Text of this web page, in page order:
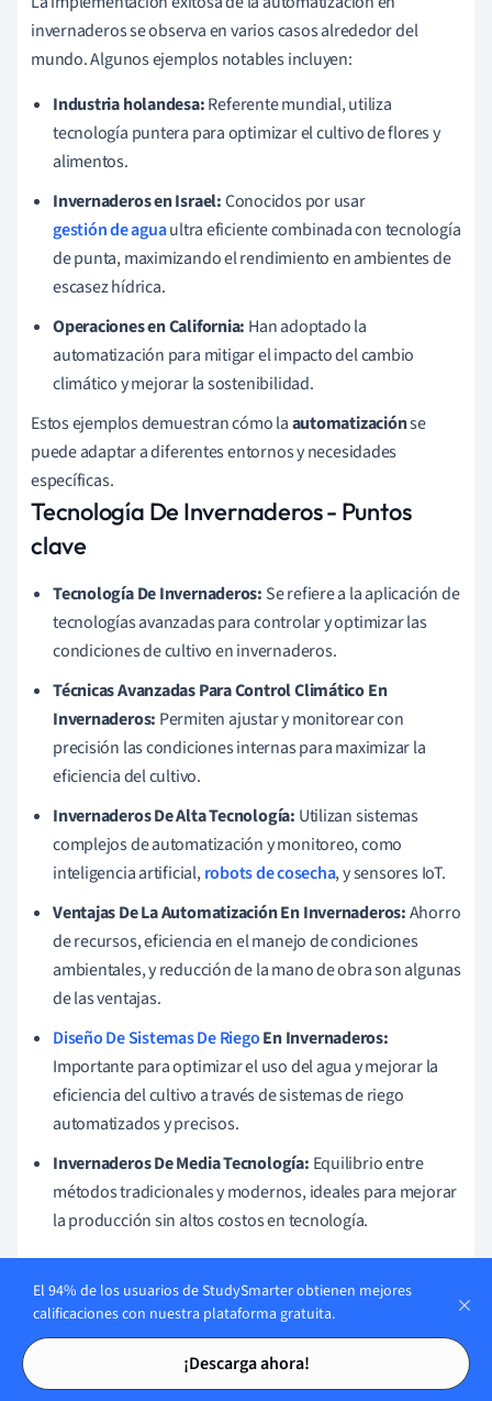
Tarjetas de estudio
Tarjetas de estudio
invernaderos se observa en varios casos alrededor del
mundo. Algunos ejemplos notables incluyen:
Industria holandesa:Referente mundial, utiliza
tecnología puntera para optimizar el cultivo de flores y
alimentos.
Invernaderos en Israel:Conocidos por usar
gestión de aguaultra eficiente combinada con tecnología
de punta, maximizando el rendimiento en ambientes de
escasez hídrica.
Operaciones en California: Han adoptado la
automatización para mitigar el impacto del cambio
climático y mejorar la sostenibilidad.
Estos ejemplos demuestran cómo laautomatizaciónse
puede adaptar a diferentes entornos y necesidades
específicas.
Tecnología De Invernaderos - Puntos
clave
Tecnología De Invernaderos: Se refiere a la aplicación de
tecnologías avanzadas para controlar y optimizar las
condiciones de cultivo en invernaderos.
Técnicas Avanzadas Para Control Climático En
Invernaderos: Permiten ajustar y monitorear con
precisión las condiciones internas para maximizar la
eficiencia del cultivo.
Invernaderos De Alta Tecnología: Utilizan sistemas
complejos de automatización y monitoreo, como
inteligencia artificial,robots de cosecha, y sensores IoT.
Ventajas De La Automatización En Invernaderos:Ahorro
de recursos, eficiencia en el manejo de condiciones
ambientales, y reducción de la mano de obra son algunas
de las ventajas.
Diseño De Sistemas De RiegoEn Invernaderos:
Importante para optimizar el uso del agua y mejorar la
eficiencia del cultivo a través de sistemas de riego
automatizados y precisos.
Invernaderos De Media Tecnología: Equilibrio entre
métodos tradicionales y modernos, ideales para mejorar
la producción sin altos costos en tecnología.
Temas similares en Ingeniería
Termodinámica de Ingeniería
El 94% de los usuarios de StudySmarter obtienen mejores
calificaciones con nuestra plataforma gratuita.
¡Descarga ahora!